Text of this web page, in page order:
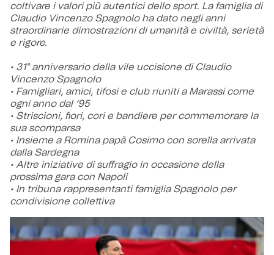
coltivare i valori più autentici dello sport. La famiglia di
Claudio Vincenzo Spagnolo ha dato negli anni
straordinarie dimostrazioni di umanità e civiltà, serietà
e rigore.
• 31° anniversario della vile uccisione di Claudio
Vincenzo Spagnolo
• Famigliari, amici, tifosi e club riuniti a Marassi come
ogni anno dal ‘95
• Striscioni, fiori, cori e bandiere per commemorare la
sua scomparsa
• Insieme a Romina papà Cosimo con sorella arrivata
dalla Sardegna
• Altre iniziative di suffragio in occasione della
prossima gara con Napoli
• In tribuna rappresentanti famiglia Spagnolo per
condivisione collettiva